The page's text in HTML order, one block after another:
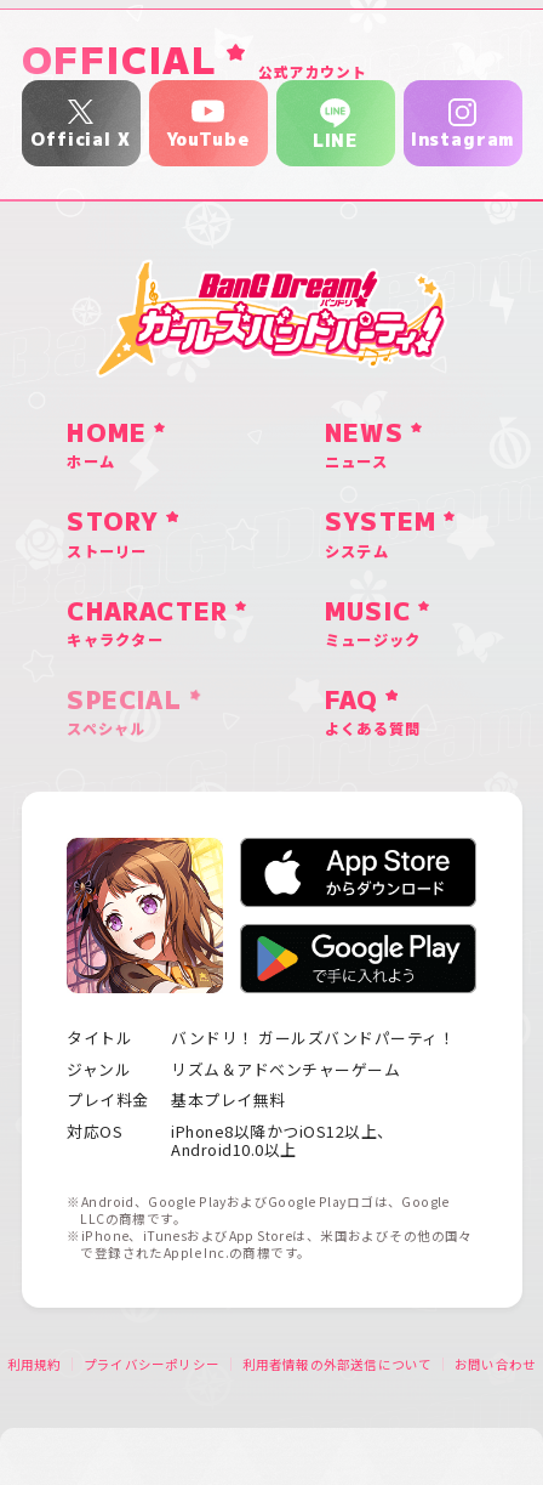
OFFICIAL 公式アカウント
Official X YouTube LINE Instagram
HOME
ホーム
NEWS
ニュース
STORY
ストーリー
SYSTEM
システム
CHARACTER
キャラクター
MUSIC
ミュージック
SPECIAL
スペシャル
FAQ
よくある質問
タイトル
バンドリ！ ガールズバンドパーティ！
ジャンル
リズム＆アドベンチャーゲーム
プレイ料金
基本プレイ無料
対応OS
iPhone8以降かつiOS12以上、
Android10.0以上
※Android、Google PlayおよびGoogle Playロゴは、Google
LLCの商標です。
※iPhone、iTunesおよびApp Storeは、米国およびその他の国々
で登録されたApple Inc.の商標です。
利用規約 プライバシーポリシー 利用者情報の外部送信について お問い合わせ